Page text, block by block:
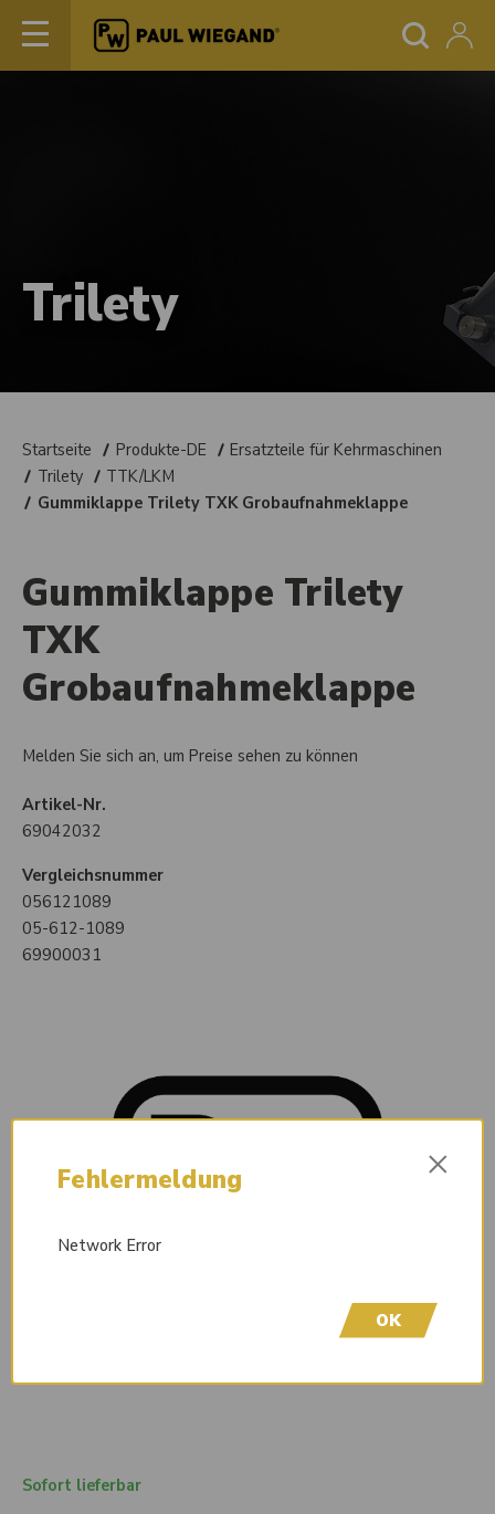
Trilety
Startseite Produkte-DE
Ersatzteile für Kehrmaschinen
Trilety
TTK/LKM
Gummiklappe Trilety TXK Grobaufnahmeklappe
Gummiklappe Trilety
TXK
Grobaufnahmeklappe
Melden Sie sich an, um Preise sehen zu können
Artikel-Nr.
69042032
Vergleichsnummer
056121089
05-612-1089
69900031
Sofort lieferbar
Fehlermeldung ×
Network Error
OK